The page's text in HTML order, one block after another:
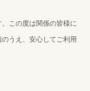
この度は関係の皆様に
うえ、安心してご利用